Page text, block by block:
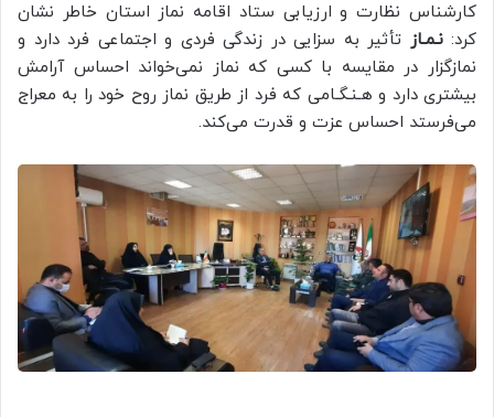
کارشناس نظارت و ارزیابی ستاد اقامه نماز استان خاطر نشان
کرد:نـمـاز تأثیر به سزایی در زندگی فردی و اجتماعی فرد دارد و
نمازگزار در مقایسه با کسی که نماز نمی‌خواند احساس آرامش
بیشتری دارد و هـنـگـامی که فرد از طریق نماز روح خود را به معراج
می‌فرستد احساس عزت و قدرت می‌کند.